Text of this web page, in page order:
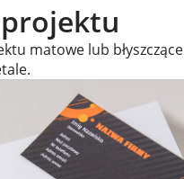
matowe lub błyszczące